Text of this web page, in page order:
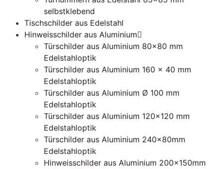
selbstklebend
Tischschilder aus Edelstahl
Hinweisschilder aus Aluminium
Türschilder aus Aluminium 80×80 mm
Edelstahloptik
Türschilder aus Aluminium 160 x 40 mm
Edelstahloptik
Türschilder aus Aluminium Ø 100 mm
Edelstahloptik
Türschilder aus Aluminium 120×120 mm
Edelstahloptik
Türschilder aus Aluminium 240x80mm
Edelstahloptik
Hinweisschilder aus Aluminium 200x150mm